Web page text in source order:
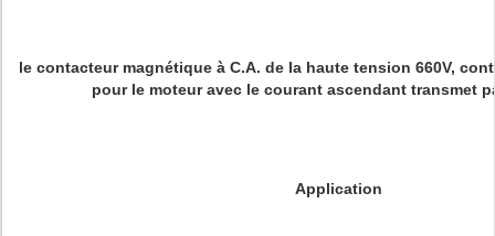
le contacteur magnétique à C.A. de la haute tension 660V,
pour le moteur avec le courant ascendant transmet
Application